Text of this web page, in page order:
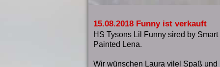
15.08.2018 Funny ist verkauft
HS Tysons Lil Funny sired by
Painted Lena.
Wir wünschen Laura vilel Spaß